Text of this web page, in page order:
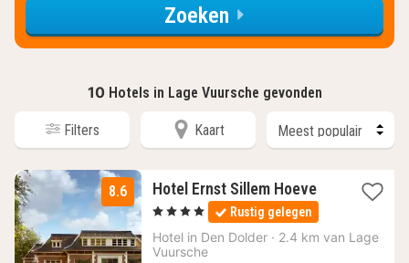
Zoeken
10 Hotels in Lage Vuursche gevonden
Filters Kaart
8.6 Hotel Ernst Sillem Hoeve1
nacht
vanaf
100,50
, 4 Sterren Rustig gelegen
Hotel in Den Dolder · 2.4 km van Lage
Vuursche